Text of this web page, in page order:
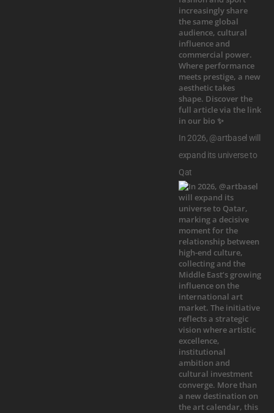
In 2026, @artbasel will
expand its universe to
Qat